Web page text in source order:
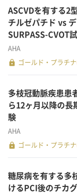
ASCVDを有する2
チルゼパチド vs
SURPASS-CVOT
AHA
lock ゴールド・プラチナ
多枝冠動脈疾患患
ら12ヶ月以降の長
験
AHA
lock ゴールド・プラチナ
糖尿病を有する多
けるPCI後のチカ